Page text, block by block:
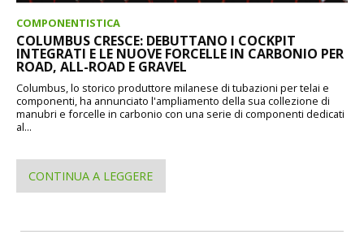
COMPONENTISTICA
COLUMBUS CRESCE: DEBUTTANO I COCKPIT
INTEGRATI E LE NUOVE FORCELLE IN CARBONIO PER
ROAD, ALL-ROAD E GRAVEL
Columbus, lo storico produttore milanese di tubazioni per telai e
componenti, ha annunciato l'ampliamento della sua collezione di
manubri e forcelle in carbonio con una serie di componenti dedicati
al...
CONTINUA A LEGGERE